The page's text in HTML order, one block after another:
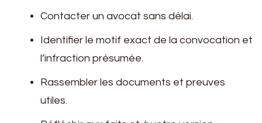
Contacter un avocat sans délai.
Identifier le motif exact de la convocation et
l’infraction présumée.
Rassembler les documents et preuves
utiles.